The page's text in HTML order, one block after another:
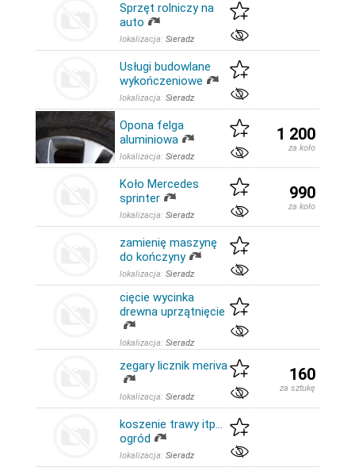
Sprzęt rolniczy na
auto
lokalizacja: Sieradz
Usługi budowlane
wykończeniowe
lokalizacja: Sieradz
Opona felga
aluminiowa
lokalizacja: Sieradz
1 200
za koło
Koło Mercedes
sprinter
lokalizacja: Sieradz
990
za koło
zamienię maszynę
do kończyny
lokalizacja: Sieradz
cięcie wycinka
drewna uprzątnięcie
lokalizacja: Sieradz
zegary licznik meriva
lokalizacja: Sieradz
160
za sztukę
koszenie trawy itp...
ogród
lokalizacja: Sieradz